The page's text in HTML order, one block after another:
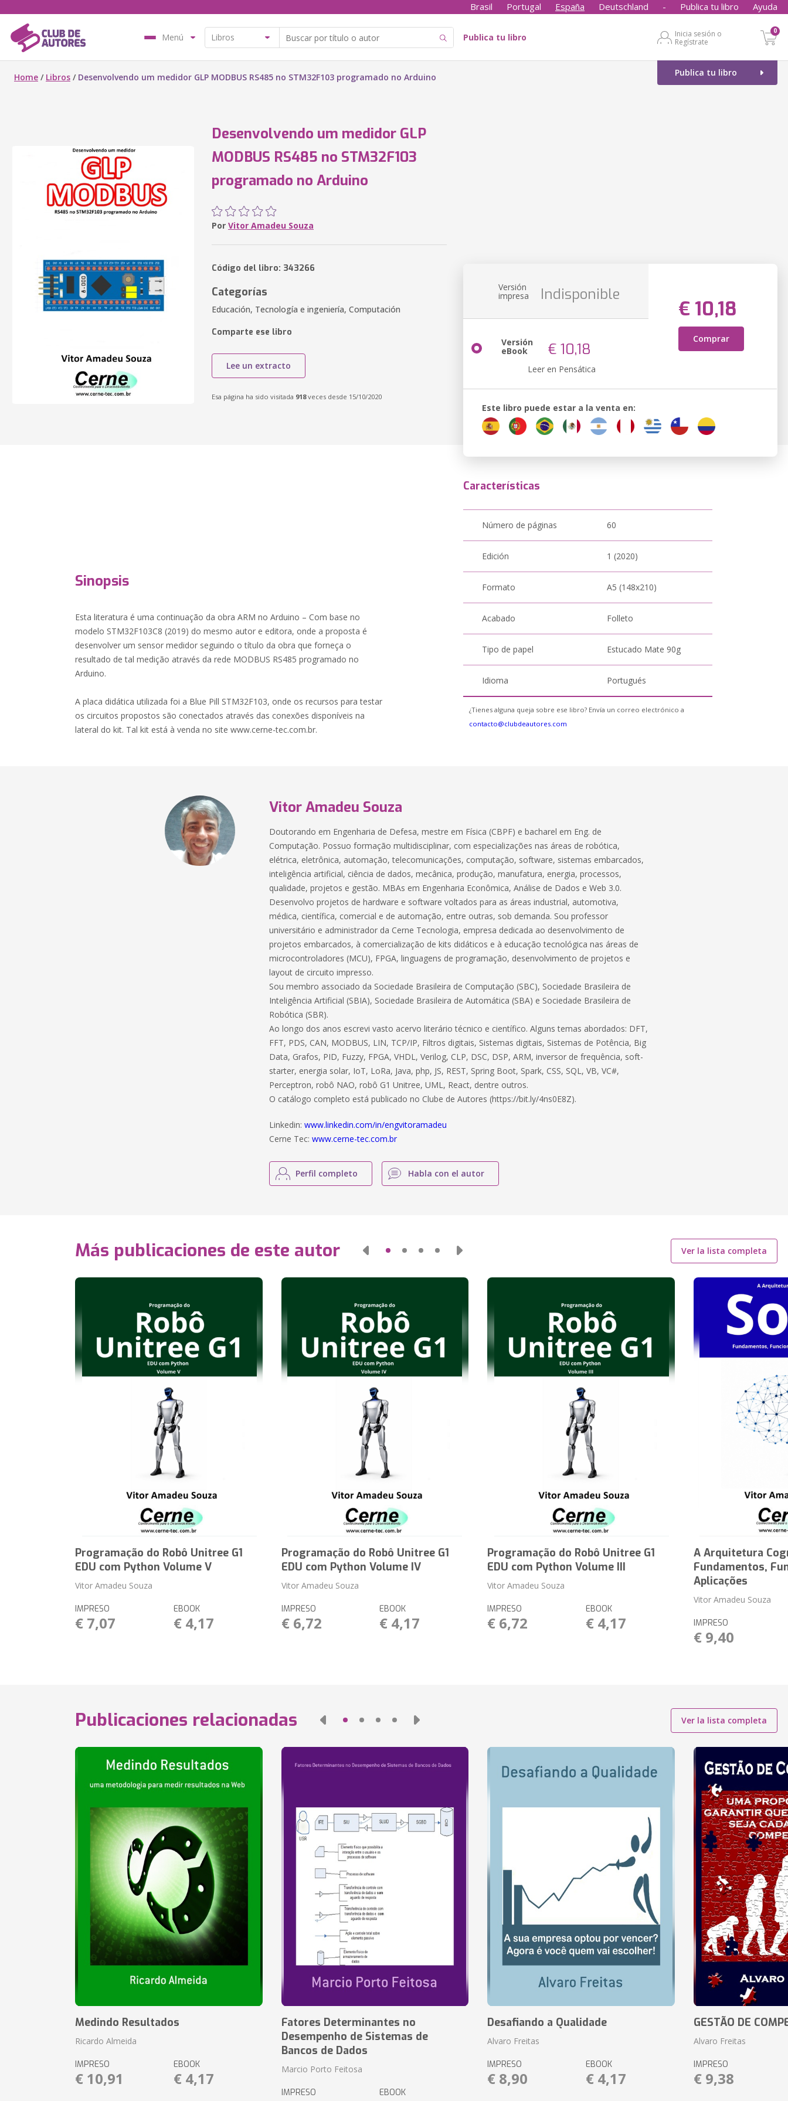
Brasil Portugal España Deutschland - Publica tu libro Ayuda
Menú Publica tu libro
Inicia sesión o
Regístrate
0
Publica tu libro
Home / Libros / Desenvolvendo um medidor GLP MODBUS RS485 no STM32F103 programado no Arduino
Desenvolvendo um medidor GLP
MODBUS RS485 no STM32F103
programado no Arduino
Por Vitor Amadeu Souza
Código del libro: 343266
Categorías
Educación, Tecnología e ingeniería, Computación
Comparte ese libro
Lee un extracto
Esa página ha sido visitada 918veces desde 15/10/2020
Versión
impresa Indisponible
€ 10,18
Comprar
Versión
eBook € 10,18
Leer en Pensática
Este libro puede estar a la venta en:
Sinopsis
Esta literatura é uma continuação da obra ARM no Arduino – Com base no
modelo STM32F103C8 (2019) do mesmo autor e editora, onde a proposta é
desenvolver um sensor medidor seguindo o título da obra que forneça o
resultado de tal medição através da rede MODBUS RS485 programado no
Arduino.
A placa didática utilizada foi a Blue Pill STM32F103, onde os recursos para testar
os circuitos propostos são conectados através das conexões disponíveis na
lateral do kit. Tal kit está à venda no site www.cerne-tec.com.br.
Características
Número de páginas 60
Edición 1 (2020)
Formato A5 (148x210)
Acabado Folleto
Tipo de papel Estucado Mate 90g
Idioma Portugués
¿Tienes alguna queja sobre ese libro? Envía un correo electrónico a
contacto@clubdeautores.com
Vitor Amadeu Souza
Doutorando em Engenharia de Defesa, mestre em Física (CBPF) e bacharel em Eng. de
Computação. Possuo formação multidisciplinar, com especializações nas áreas de robótica,
elétrica, eletrônica, automação, telecomunicações, computação, software, sistemas embarcados,
inteligência artificial, ciência de dados, mecânica, produção, manufatura, energia, processos,
qualidade, projetos e gestão. MBAs em Engenharia Econômica, Análise de Dados e Web 3.0.
Desenvolvo projetos de hardware e software voltados para as áreas industrial, automotiva,
médica, científica, comercial e de automação, entre outras, sob demanda. Sou professor
universitário e administrador da Cerne Tecnologia, empresa dedicada ao desenvolvimento de
projetos embarcados, à comercialização de kits didáticos e à educação tecnológica nas áreas de
microcontroladores (MCU), FPGA, linguagens de programação, desenvolvimento de projetos e
layout de circuito impresso.
Sou membro associado da Sociedade Brasileira de Computação (SBC), Sociedade Brasileira de
Inteligência Artificial (SBIA), Sociedade Brasileira de Automática (SBA) e Sociedade Brasileira de
Robótica (SBR).
Ao longo dos anos escrevi vasto acervo literário técnico e científico. Alguns temas abordados: DFT,
FFT, PDS, CAN, MODBUS, LIN, TCP/IP, Filtros digitais, Sistemas digitais, Sistemas de Potência, Big
Data, Grafos, PID, Fuzzy, FPGA, VHDL, Verilog, CLP, DSC, DSP, ARM, inversor de frequência, soft-
starter, energia solar, IoT, LoRa, Java, php, JS, REST, Spring Boot, Spark, CSS, SQL, VB, VC#,
Perceptron, robô NAO, robô G1 Unitree, UML, React, dentre outros.
O catálogo completo está publicado no Clube de Autores (https://bit.ly/4ns0E8Z).
Linkedin:www.linkedin.com/in/engvitoramadeu
Cerne Tec:www.cerne-tec.com.br
Perfil completo Habla con el autor
Más publicaciones de este autor Ver la lista completa
Programação do Robô Unitree G1
EDU com Python Volume V
Vitor Amadeu Souza
IMPRESO
€ 7,07
EBOOK
€ 4,17
Programação do Robô Unitree G1
EDU com Python Volume IV
Vitor Amadeu Souza
IMPRESO
€ 6,72
EBOOK
€ 4,17
Programação do Robô Unitree G1
EDU com Python Volume III
Vitor Amadeu Souza
IMPRESO
€ 6,72
EBOOK
€ 4,17
A Arquitetura
Fundamentos,
Aplicações
Vitor Amadeu Souza
IMPRESO
€ 9,40
Publicaciones relacionadas Ver la lista completa
Medindo Resultados
Ricardo Almeida
IMPRESO
€ 10,91
EBOOK
€ 4,17
Fatores Determinantes no
Desempenho de Sistemas de
Bancos de Dados
Marcio Porto Feitosa
IMPRESO EBOOK
Desafiando a Qualidade
Alvaro Freitas
IMPRESO
€ 8,90
EBOOK
€ 4,17
GESTÃO DE
Alvaro Freitas
IMPRESO
€ 9,38